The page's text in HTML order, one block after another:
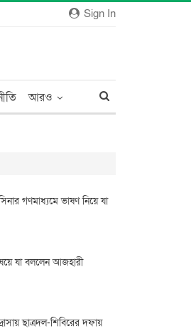
Sign In
আরও
গণমাধ্যমে ভাষণ নিয়ে যা
যা বললেন আজহারী
ছাত্রদল-শিবিরের দফায়